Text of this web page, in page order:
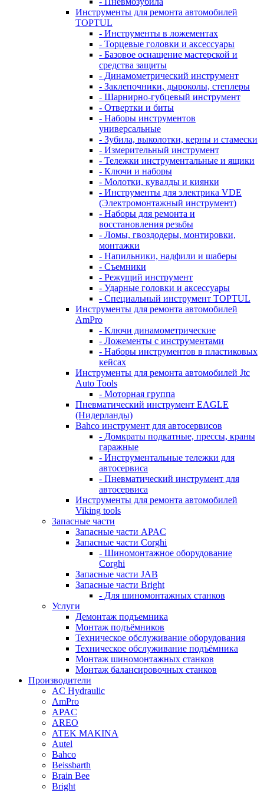
Инструменты для ремонта автомобилей
TOPTUL
- Инструменты в ложементах
- Торцевые головки и аксессуары
- Базовое оснащение мастерской и
средства защиты
- Динамометрический инструмент
- Заклепочники, дыроколы, степлеры
- Шарнирно-губцевый инструмент
- Отвертки и биты
- Наборы инструментов
универсальные
- Зубила, выколотки, керны и стамески
- Измерительный инструмент
- Тележки инструментальные и ящики
- Ключи и наборы
- Молотки, кувалды и киянки
- Инструменты для электрика VDE
(Электромонтажный инструмент)
- Наборы для ремонта и
восстановления резьбы
- Ломы, гвоздодеры, монтировки,
монтажки
- Напильники, надфили и шаберы
- Съемники
- Режущий инструмент
- Ударные головки и аксессуары
- Специальный инструмент TOPTUL
Инструменты для ремонта автомобилей
AmPro
- Ключи динамометрические
- Ложементы с инструментами
- Наборы инструментов в пластиковых
кейсах
Инструменты для ремонта автомобилей Jtc
Auto Tools
- Моторная группа
Пневматический инструмент EAGLE
(Нидерланды)
Bahco инструмент для автосервисов
- Домкраты подкатные, прессы, краны
гаражные
- Инструментальные тележки для
автосервиса
- Пневматический инструмент для
автосервиса
Инструменты для ремонта автомобилей
Viking tools
Запасные части
Запасные части APAC
Запасные части Corghi
- Шиномонтажное оборудование
Corghi
Запасные части JAB
Запасные части Bright
- Для шиномонтажных станков
Услуги
Демонтаж подъемника
Монтаж подъёмников
Техническое обслуживание оборудования
Техническое обслуживание подъёмника
Монтаж шиномонтажных станков
Монтаж балансировочных станков
Производители
AC Hydraulic
AmPro
APAC
AREO
ATEK MAKINA
Autel
Bahco
Beissbarth
Brain Bee
Bright